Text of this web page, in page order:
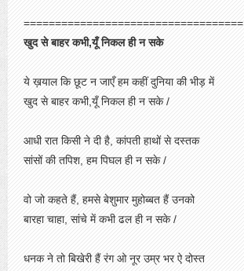
===================================
खुद से बाहर कभी,यूँ निकल ही न सके
ये ख़याल कि छूट न जाएँ हम कहीं दुनिया की भीड़ में
खुद से बाहर कभी,यूँ निकल ही न सके /
आधी रात किसी ने दी है, कांपती हाथों से दस्तक
सांसों की तपिश, हम पिघल ही न सके /
वो जो कहते हैं, हमसे बेशुमार मुहोब्बत हैं उनको
बारहा चाहा, सांचे में कभी ढल ही न सके /
धनक ने तो बिखेरी हैं रंग ओ नूर उम्र भर ऐ दोस्त